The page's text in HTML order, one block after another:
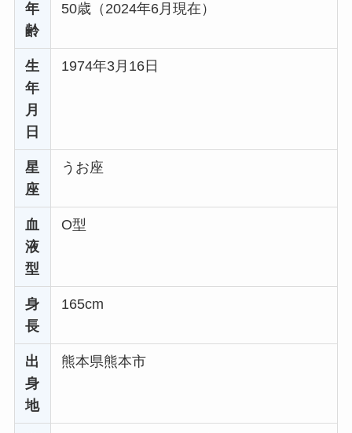
年
齢
50歳（2024年6月現在）
生
年
月
日
1974年3月16日
星
座
うお座
血
液
型
O型
身
長
165cm
出
身
地
熊本県熊本市